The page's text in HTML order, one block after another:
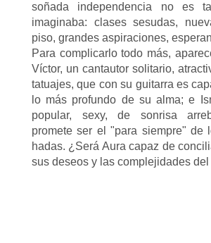
soñada independencia no es
imaginaba: clases sesudas,
piso, grandes aspiraciones,
Para complicarlo todo más,
Víctor, un cantautor solitario,
tatuajes, que con su guitarra es
lo más profundo de su alma; e
popular, sexy, de sonrisa
promete ser el "para siempre" de
hadas. ¿Será Aura capaz de
sus deseos y las complejidades